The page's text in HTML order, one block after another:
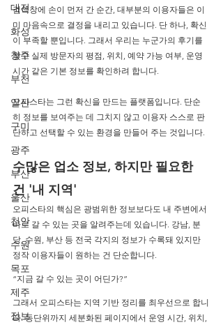
대전
화성
청주
부천
일산
구미
광주
부산
울산
천안
수원
목포
제주
정보
검색창에 손이 먼저 간 순간, 대부분의 이용자들은 이
미 마음속으로 결정을 내리고 있습니다. 단 하나, 확신
이 부족할 뿐입니다. 그래서 우리는 누군가의 후기를
찾고 실제 방문자의 평점, 위치, 예약 가능 여부, 운영
시간 같은 기본 정보를 확인하려 합니다.
오피스타는 그런 확신을 만드는 플랫폼입니다. 단순
히 정보를 보여주는 데 그치지 않고 이용자 스스로 판
단하고 선택할 수 있는 환경을 만들어 주는 것입니다.
수많은 업소 정보, 하지만 필요한
건 '내 지역'
오피스타의 핵심은 광범위한 정보보다도 내 주변에서
바로 갈 수 있는 곳을 알려주는데 있습니다. 강남, 분
당, 수원, 부산 등 전국 각지의 정보가 수록돼 있지만
정작 이용자들이 원하는 건 단순합니다.
“지금 갈 수 있는 곳이 어딘가?”
그래서 오피스타는 지역 기반 정리를 최우선으로 합니
다. 동단위까지 세분화된 페이지에서 운영 시간, 위치,